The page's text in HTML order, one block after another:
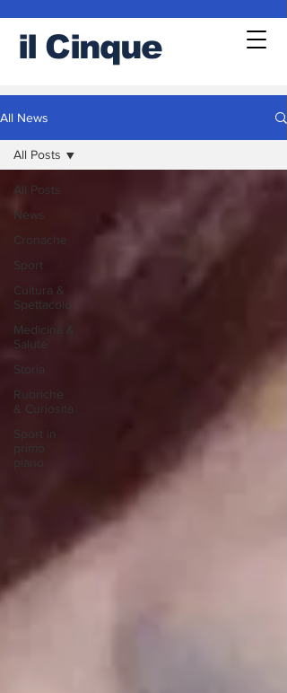
il Cinque
All News
All Posts
News
Cronache
Sport
Cultura &
Spettacolo
Medicina &
Salute
Storia
Rubriche
& Curiosità
Sport in
All Posts